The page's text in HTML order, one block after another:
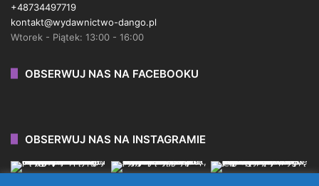
+48734497719
kontakt@wydawnictwo-dango.pl
Wtorek - Piątek: 13:00 - 16:00
OBSERWUJ NAS NA FACEBOOKU
OBSERWUJ NAS NA INSTAGRAMIE